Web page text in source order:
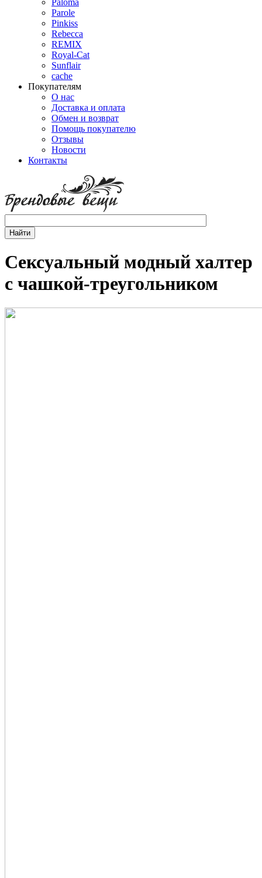
Paloma
Parole
Pinkiss
Rebecca
REMIX
Royal-Cat
Sunflair
cache
Покупателям
О нас
Доставка и оплата
Обмен и возврат
Помощь покупателю
Отзывы
Новости
Контакты
Сексуальный модный халтер
с чашкой-треугольником